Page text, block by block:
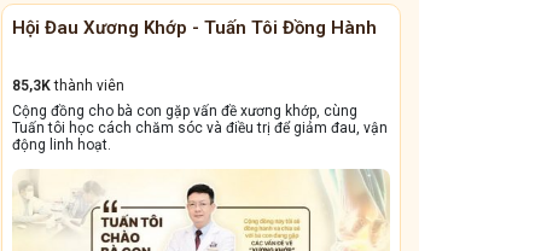
Hướng Dẫn Bà Con Chẩn Bệnh Ngũ Tạng Qua Ngũ Dịch
Ngâm Chân – Bí Quyết Dưỡng Sinh Từ Gốc Rễ Sức
Khỏe
Mệnh Y Học Cổ Truyền
3 điều quan trọng hơn chuyện ăn uống trong dưỡng
Hội Đau Xương Khớp - Tuấn Tôi Đồng Hành
85,3Kthành viên
Cộng đồng cho bà con gặp vấn đề xương khớp, cùng
Tuấn tôi học cách chăm sóc và điều trị để giảm đau, vận
động linh hoạt.